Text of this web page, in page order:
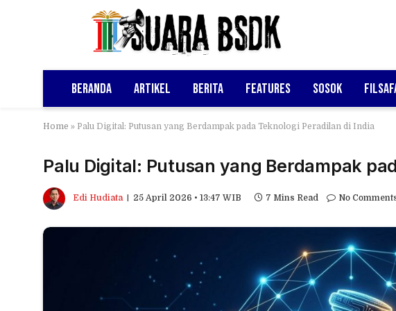
Beranda Artikel Berita Features Sosok
Home » Palu Digital: Putusan yang Berdampak pada Teknologi Peradilan di India
Palu Digital: Putusan yang Berdampak
Edi Hudiata 25 April 2026 • 13:47 WIB 7 Mins Read No